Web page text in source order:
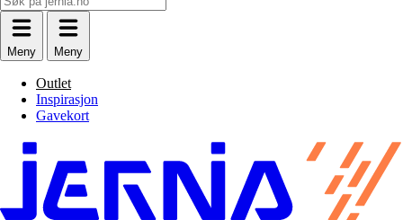
Meny Meny
Outlet
Inspirasjon
Gavekort